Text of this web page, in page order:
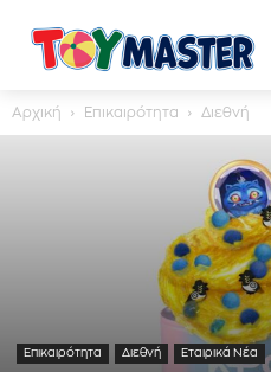
Αρχική Επικαιρότητα Διεθνή
Επικαιρότητα Διεθνή Εταιρικά Νέα